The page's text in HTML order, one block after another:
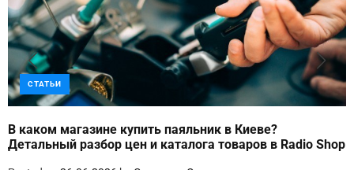
СТАТЬИ
В каком магазине купить паяльник в Киеве?
Детальный разбор цен и каталога товаров в Radio Shop